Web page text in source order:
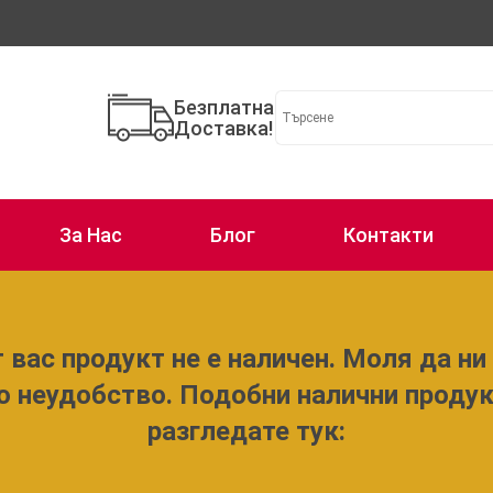
Безплатна
Доставка!
За Нас Блог Контакти
продукт не е наличен. Моля да ни
неудобство. Подобни налични
разгледате тук: